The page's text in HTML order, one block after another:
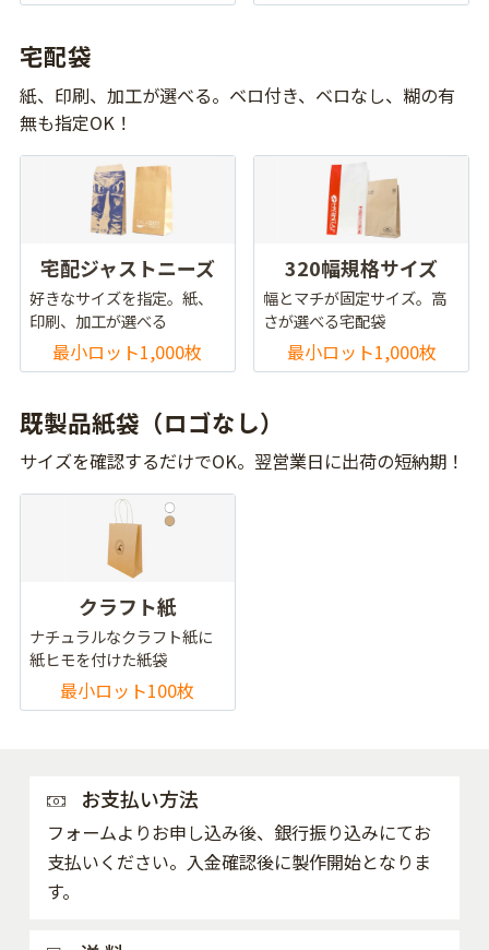
宅配袋
紙、印刷、加工が選べる。ベロ付き、ベロなし、糊の有
無も指定OK！
宅配ジャストニーズ
好きなサイズを指定。紙、
印刷、加工が選べる
最小ロット1,000枚
320幅規格サイズ
幅とマチが固定サイズ。高
さが選べる宅配袋
最小ロット1,000枚
既製品紙袋（ロゴなし）
サイズを確認するだけでOK。翌営業日に出荷の短納期！
クラフト紙
ナチュラルなクラフト紙に
紙ヒモを付けた紙袋
最小ロット100枚
お支払い方法
フォームよりお申し込み後、銀行振り込みにてお
支払いください。入金確認後に製作開始となりま
す。